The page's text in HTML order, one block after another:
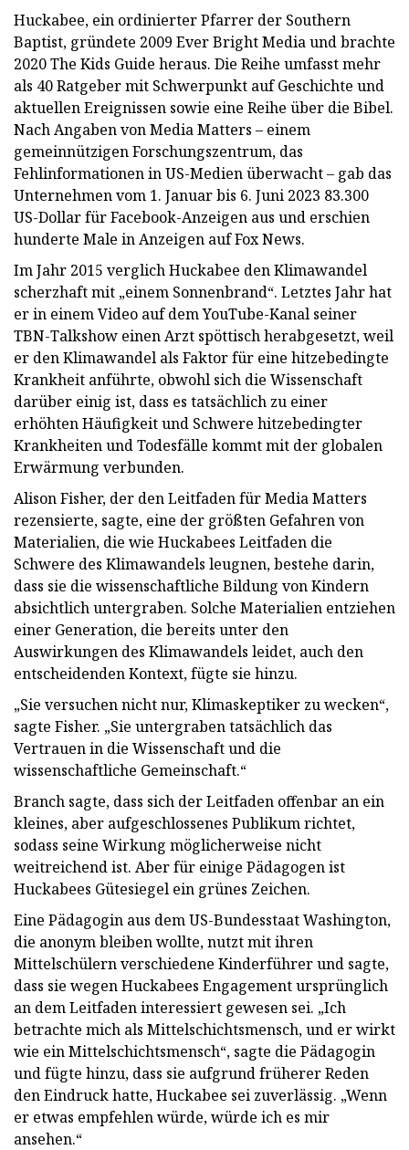
Huckabee, ein ordinierter Pfarrer der Southern
Baptist, gründete 2009 Ever Bright Media und brachte
2020 The Kids Guide heraus. Die Reihe umfasst mehr
als 40 Ratgeber mit Schwerpunkt auf Geschichte und
aktuellen Ereignissen sowie eine Reihe über die Bibel.
Nach Angaben von Media Matters – einem
gemeinnützigen Forschungszentrum, das
Fehlinformationen in US-Medien überwacht – gab das
Unternehmen vom 1. Januar bis 6. Juni 2023 83.300
US-Dollar für Facebook-Anzeigen aus und erschien
hunderte Male in Anzeigen auf Fox News.
Im Jahr 2015 verglich Huckabee den Klimawandel
scherzhaft mit „einem Sonnenbrand“. Letztes Jahr hat
er in einem Video auf dem YouTube-Kanal seiner
TBN-Talkshow einen Arzt spöttisch herabgesetzt, weil
er den Klimawandel als Faktor für eine hitzebedingte
Krankheit anführte, obwohl sich die Wissenschaft
darüber einig ist, dass es tatsächlich zu einer
erhöhten Häufigkeit und Schwere hitzebedingter
Krankheiten und Todesfälle kommt mit der globalen
Erwärmung verbunden.
AlisonFisher, der den Leitfaden für Media Matters
rezensierte, sagte, eine der größten Gefahren von
Materialien, die wie Huckabees Leitfaden die
Schwere des Klimawandels leugnen, bestehe darin,
dass sie die wissenschaftliche Bildung von Kindern
absichtlich untergraben. Solche Materialien entziehen
einer Generation, die bereits unter den
Auswirkungen des Klimawandels leidet, auch den
entscheidenden Kontext, fügte sie hinzu.
„Sie versuchen nicht nur, Klimaskeptiker zu wecken“,
sagte Fisher. „Sie untergraben tatsächlich das
Vertrauen in die Wissenschaft und die
wissenschaftliche Gemeinschaft.“
Branch sagte, dass sich der Leitfaden offenbar an ein
kleines, aber aufgeschlossenes Publikum richtet,
sodass seine Wirkung möglicherweise nicht
weitreichend ist. Aber für einige Pädagogen ist
Huckabees Gütesiegel ein grünes Zeichen.
Eine Pädagogin aus dem US-Bundesstaat Washington,
die anonym bleiben wollte, nutzt mit ihren
Mittelschülern verschiedene Kinderführer und sagte,
dass sie wegen Huckabees Engagement ursprünglich
an dem Leitfaden interessiert gewesen sei. „Ich
betrachte mich als Mittelschichtsmensch, und er wirkt
wie ein Mittelschichtsmensch“, sagte die Pädagogin
und fügte hinzu, dass sie aufgrund früherer Reden
den Eindruck hatte, Huckabee sei zuverlässig. „Wenn
er etwas empfehlen würde, würde ich es mir
ansehen.“